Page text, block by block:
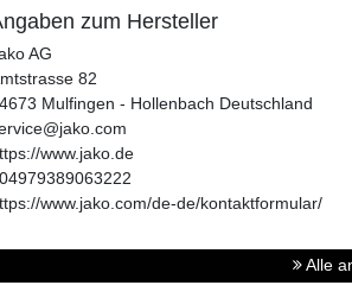
zum Hersteller
AG
82
Mulfingen - Hollenbach Deutschland
www.jako.de
www.jako.com/de-de/kontaktformular/
Alle